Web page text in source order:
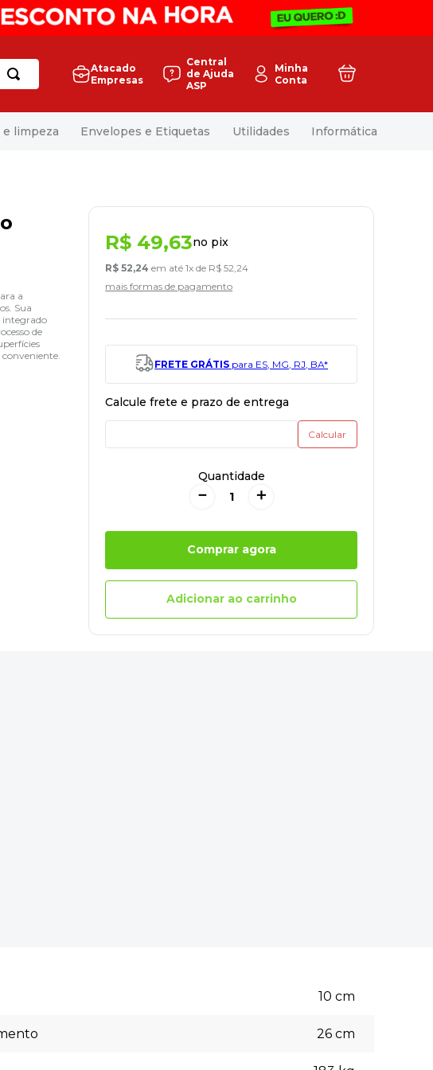
Atacado
Empresas
Central
de Ajuda
ASP
Minha
Conta
limpeza Envelopes e Etiquetas Utilidades Informática
a
Sua
integrado
de
R$ 49,63no pix
R$ 52,24 em até1x de R$ 52 ,24
mais formas de pagamento
FRETE GRÁTIS para ES, MG, RJ, BA*
Quantidade
＋
－
Comprar agora
Adicionar ao carrinho
10 cm
26 cm